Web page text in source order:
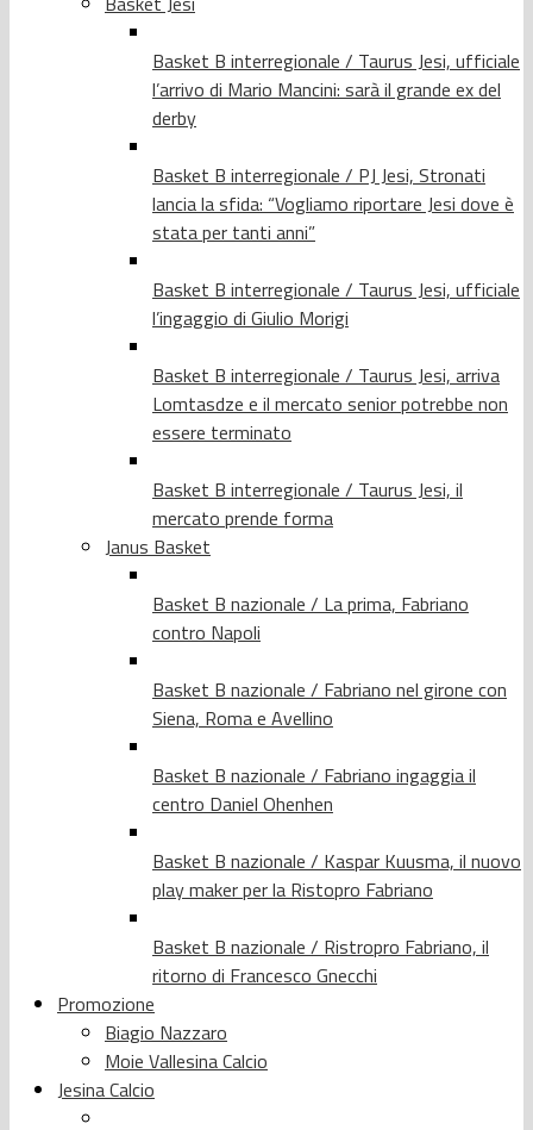
Basket B interregionale / Taurus Jesi, ufficiale
l’arrivo di Mario Mancini: sarà il grande ex del
derby
Basket B interregionale / PJ Jesi, Stronati
lancia la sfida: “Vogliamo riportare Jesi dove è
stata per tanti anni”
Basket B interregionale / Taurus Jesi, ufficiale
l’ingaggio di Giulio Morigi
Basket B interregionale / Taurus Jesi, arriva
Lomtasdze e il mercato senior potrebbe non
essere terminato
Basket B interregionale / Taurus Jesi, il
mercato prende forma
Janus Basket
Basket B nazionale / La prima, Fabriano
contro Napoli
Basket B nazionale / Fabriano nel girone con
Siena, Roma e Avellino
Basket B nazionale / Fabriano ingaggia il
centro Daniel Ohenhen
Basket B nazionale / Kaspar Kuusma, il nuovo
play maker per la Ristopro Fabriano
Basket B nazionale / Ristropro Fabriano, il
ritorno di Francesco Gnecchi
Promozione
Biagio Nazzaro
Moie Vallesina Calcio
Jesina Calcio